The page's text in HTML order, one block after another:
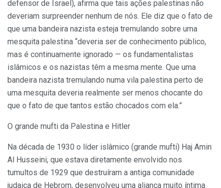
defensor de Israel), afirma que tais ações palestinas não
deveriam surpreender nenhum de nós. Ele diz que o fato de
que uma bandeira nazista esteja tremulando sobre uma
mesquita palestina “deveria ser de conhecimento público,
mas é continuamente ignorado — os fundamentalistas
islâmicos e os nazistas têm a mesma mente. Que uma
bandeira nazista tremulando numa vila palestina perto de
uma mesquita deveria realmente ser menos chocante do
que o fato de que tantos estão chocados com ela.”
O grande mufti da Palestina e Hitler
Na década de 1930 o líder islâmico (grande mufti) Haj Amin
Al Husseini, que estava diretamente envolvido nos
tumultos de 1929 que destruíram a antiga comunidade
judaica de Hebrom, desenvolveu uma aliança muito íntima